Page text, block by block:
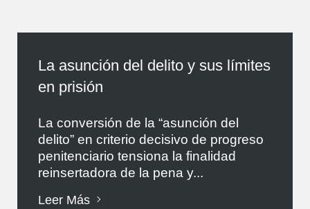
La asunción del delito y sus límites
en prisión
La conversión de la “asunción del
delito” en criterio decisivo de progreso
penitenciario tensiona la finalidad
reinsertadora de la pena y...
Leer Más